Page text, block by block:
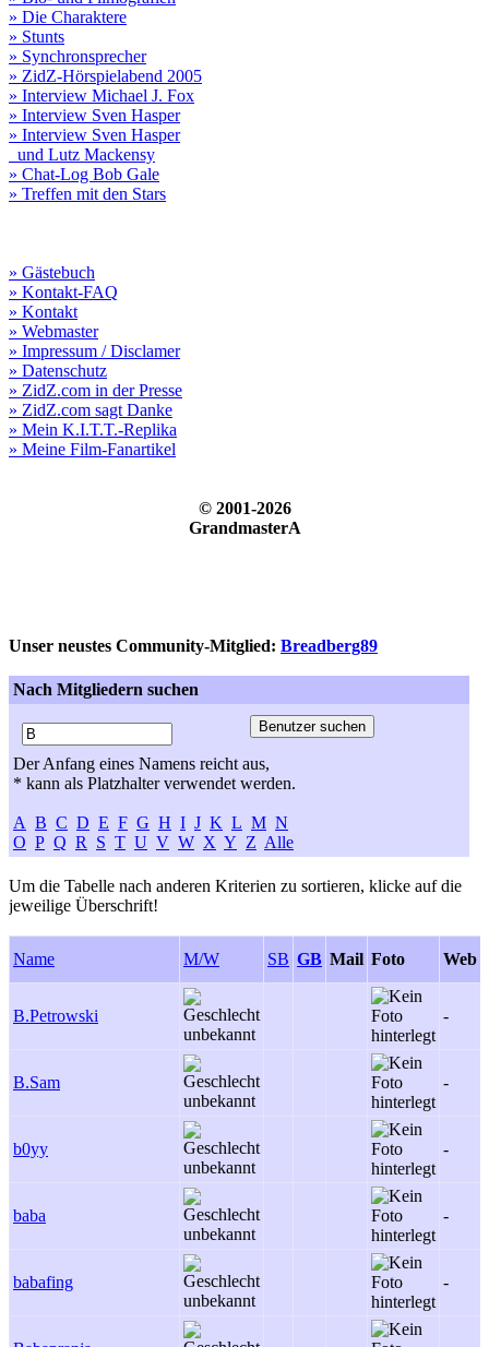
» Die Charaktere
» Stunts
» Synchronsprecher
» ZidZ-Hörspielabend 2005
» Interview Michael J. Fox
» Interview Sven Hasper
» Interview Sven Hasper
und Lutz Mackensy
» Chat-Log Bob Gale
» Treffen mit den Stars
» Gästebuch
» Kontakt-FAQ
» Kontakt
» Webmaster
» Impressum / Disclamer
» Datenschutz
» ZidZ.com in der Presse
» ZidZ.com sagt Danke
» Mein K.I.T.T.-Replika
» Meine Film-Fanartikel
© 2001-2026
GrandmasterA
Unser neustes Community-Mitglied: Breadberg89
Nach Mitgliedern suchen
Der Anfang eines Namens reicht aus,
* kann als Platzhalter verwendet werden.
A B C D E F G H I J K L M N
O P Q R S T U V W X Y Z Alle
Um die Tabelle nach anderen Kriterien zu sortieren, klicke auf die
jeweilige Überschrift!
Name M/W SB GB Mail Foto Web
B.Petrowski -
B.Sam -
b0yy -
baba -
babafing -